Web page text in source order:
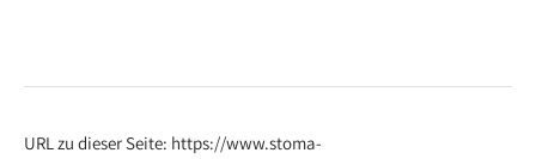
URL zu dieser Seite: https://www.stoma-